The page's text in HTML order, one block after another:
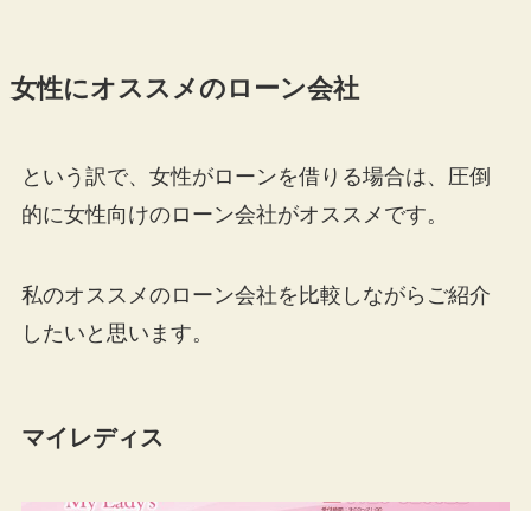
女性にオススメのローン会社
という訳で、女性がローンを借りる場合は、圧倒
的に女性向けのローン会社がオススメです。
私のオススメのローン会社を比較しながらご紹介
したいと思います。
マイレディス